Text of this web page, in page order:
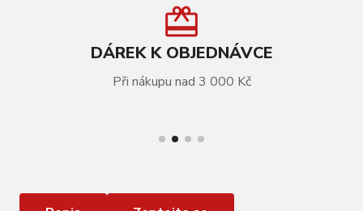
DÁREK K OBJEDNÁVCE
Při nákupu nad 3 000 Kč